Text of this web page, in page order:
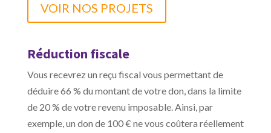
VOIR NOS PROJETS
Réduction fiscale
Vous recevrez un reçu fiscal vous permettant de
déduire 66 % du montant de votre don, dans la limite
de 20 % de votre revenu imposable. Ainsi, par
exemple, un don de 100 € ne vous coûtera réellement